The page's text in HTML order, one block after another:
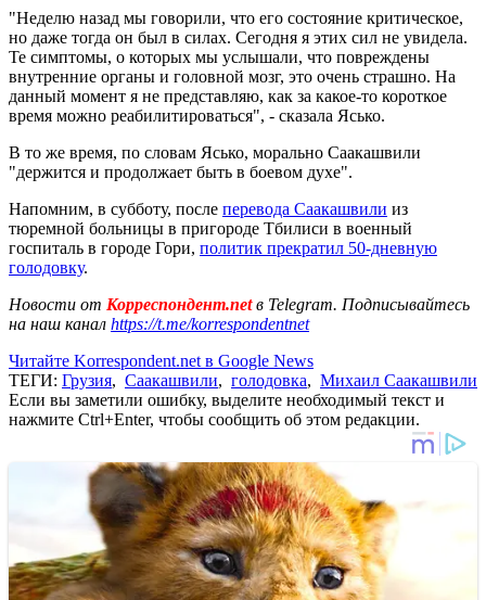
"Неделю назад мы говорили, что его состояние критическое,
но даже тогда он был в силах. Сегодня я этих сил не увидела.
Те симптомы, о которых мы услышали, что повреждены
внутренние органы и головной мозг, это очень страшно. На
данный момент я не представляю, как за какое-то короткое
время можно реабилитироваться", - сказала Ясько.
В то же время, по словам Ясько, морально Саакашвили
"держится и продолжает быть в боевом духе".
Напомним, в субботу, после перевода Саакашвили из
тюремной больницы в пригороде Тбилиси в военный
госпиталь в городе Гори, политик прекратил 50-дневную
голодовку.
Новости от Корреспондент.netв Telegram. Подписывайтесь
на наш канал https://t.me/korrespondentnet
Читайте Korrespondent.net в Google News
ТЕГИ: Грузия, Саакашвили, голодовка, Михаил Саакашвили
Если вы заметили ошибку, выделите необходимый текст и
нажмите Ctrl+Enter, чтобы сообщить об этом редакции.